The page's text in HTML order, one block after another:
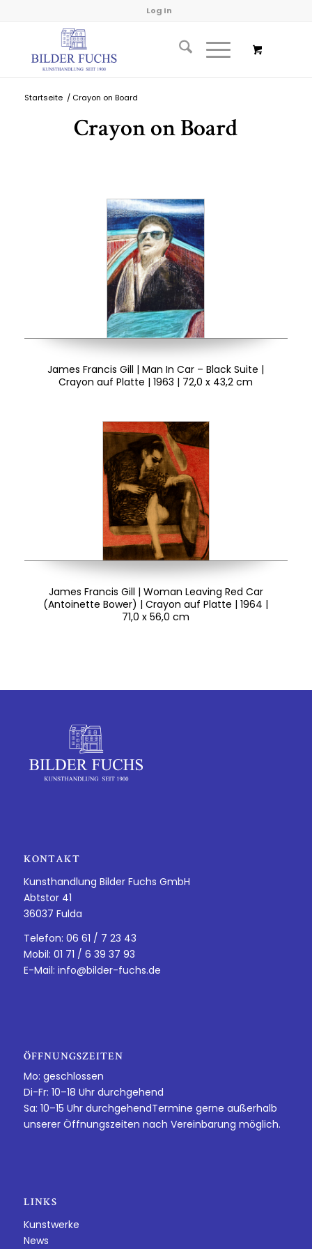
Log In
Startseite / Crayon on Board
Crayon on Board
James Francis Gill | Man In Car – Black Suite |
Crayon auf Platte | 1963 | 72,0 x 43,2 cm
James Francis Gill | Woman Leaving Red Car
(Antoinette Bower) | Crayon auf Platte | 1964 |
71,0 x 56,0 cm
KONTAKT
Kunsthandlung Bilder Fuchs GmbH
Abtstor 41
36037 Fulda
Telefon: 06 61 / 7 23 43
Mobil: 01 71 / 6 39 37 93
E-Mail: info@bilder-fuchs.de
ÖFFNUNGSZEITEN
Mo: geschlossen
Di-Fr: 10–18 Uhr durchgehend
Sa: 10–15 Uhr durchgehendTermine gerne außerhalb
unserer Öffnungszeiten nach Vereinbarung möglich.
LINKS
Kunstwerke
News